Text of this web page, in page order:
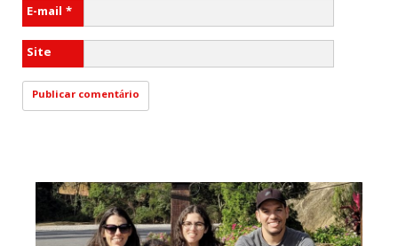
E-mail *
Site